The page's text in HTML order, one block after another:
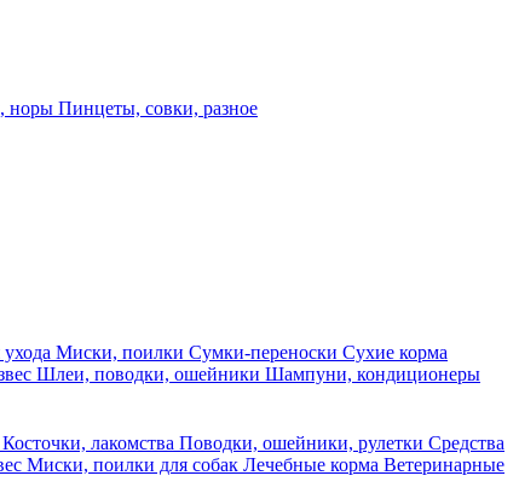
норы Пинцеты, совки, разное
Миски, поилки Сумки-переноски Сухие корма
Шлеи, поводки, ошейники Шампуни, кондиционеры
Косточки, лакомства Поводки, ошейники, рулетки Средства
Миски, поилки для собак Лечебные корма Ветеринарные